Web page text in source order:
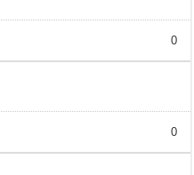
0
0